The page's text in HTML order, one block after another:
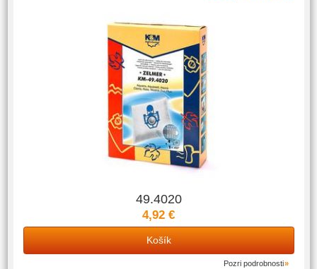
49.4020
4,92 €
Košík
Pozri podrobnosti